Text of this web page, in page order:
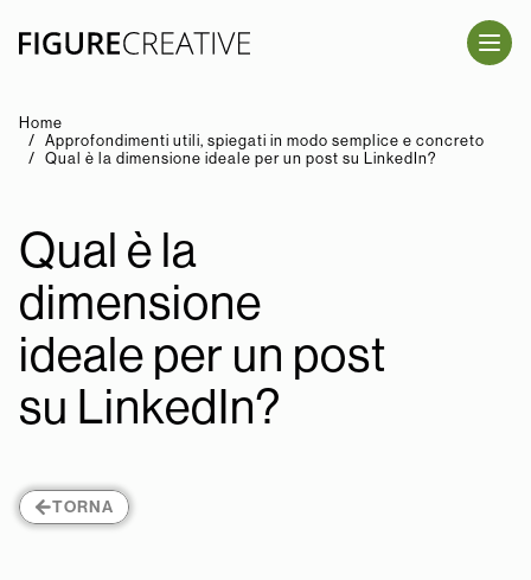
SALTA AL CONTENUTO PRINCIPALE
Home
Approfondimenti utili, spiegati in modo semplice e concreto
Qual è la dimensione ideale per un post su LinkedIn?
Qual è la
dimensione
ideale per un post
su LinkedIn?
TORNA